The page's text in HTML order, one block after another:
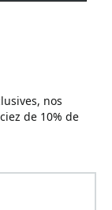
nos
de 10% de